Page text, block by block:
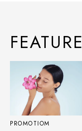
FEATURE
PROMOTIOM